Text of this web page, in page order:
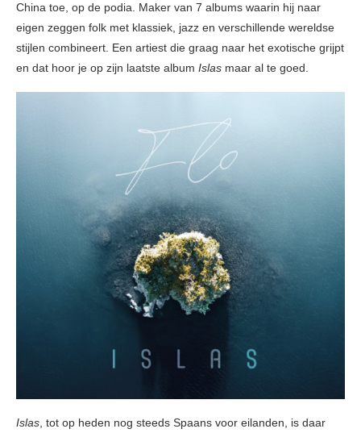
China toe, op de podia. Maker van 7 albums waarin hij naar
eigen zeggen folk met klassiek, jazz en verschillende wereldse
stijlen combineert. Een artiest die graag naar het exotische grijpt
en dat hoor je op zijn laatste album Islas maar al te goed.
Islas , tot op heden nog steeds Spaans voor eilanden, is daar